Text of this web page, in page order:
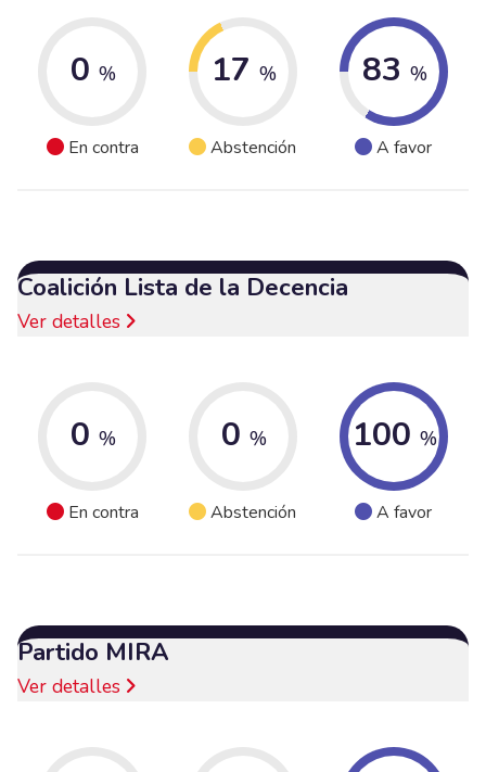
0 %
En contra
17 %
Abstención
83 %
A favor
Coalición Lista de la Decencia
Ver detalles
0 %
En contra
0 %
Abstención
100 %
A favor
Partido MIRA
Ver detalles